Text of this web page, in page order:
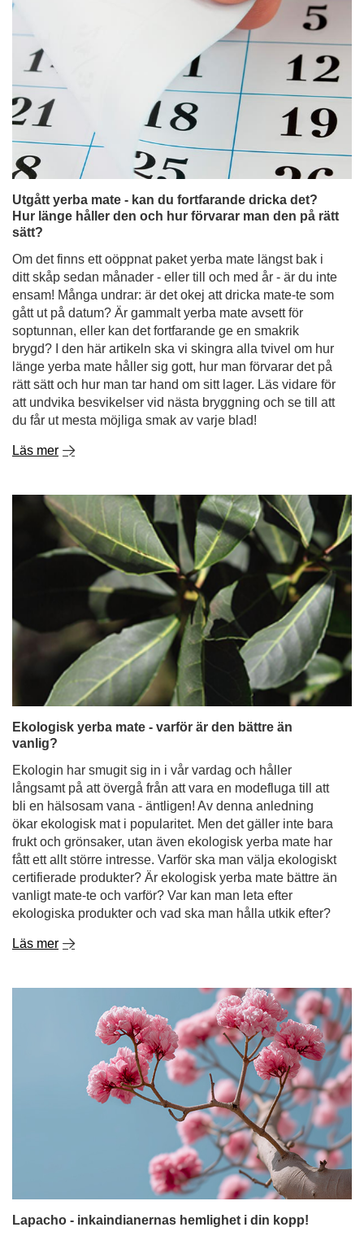
Utgått yerba mate - kan du fortfarande dricka det?
Hur länge håller den och hur förvarar man den på rätt
sätt?
Om det finns ett oöppnat paket yerba mate längst bak i
ditt skåp sedan månader - eller till och med år - är du inte
ensam! Många undrar: är det okej att dricka mate-te som
soptunnan, eller kan det fortfarande ge en smakrik
brygd? I den här artikeln ska vi skingra alla tvivel om hur
länge yerba mate håller sig gott, hur man förvarar det på
rätt sätt och hur man tar hand om sitt lager. Läs vidare för
att undvika besvikelser vid nästa bryggning och se till att
du får ut mesta möjliga smak av varje blad!
Läs mer
Ekologisk yerba mate - varför är den bättre än
Ekologin har smugit sig in i vår vardag och håller
långsamt på att övergå från att vara en modefluga till att
bli en hälsosam vana - äntligen! Av denna anledning
ökar ekologisk mat i popularitet. Men det gäller inte bara
fått ett allt större intresse. Varför ska man välja ekologiskt
certifierade produkter? Är ekologisk yerba mate bättre än
vanligt mate-te och varför? Var kan man leta efter
ekologiska produkter och vad ska man hålla utkik efter?
Läs mer
Lapacho - inkaindianernas hemlighet i din kopp!
Lapacho, känt som "inkaindianernas te", är mer än bara
en exotisk kuriositet - det är en sann naturskatt. Denna
unika växt har en lång historia av användning inom
sydamerikansk folkmedicin. I århundraden har dess bark
hjälpt mot infektioner, inflammation och
ingrediens i örtteer och yerba mate. Ta reda på vad Pau